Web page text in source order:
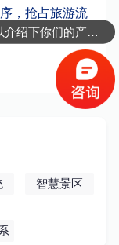
，抢占旅游流
智慧景区
可以介绍下你们的产品么？